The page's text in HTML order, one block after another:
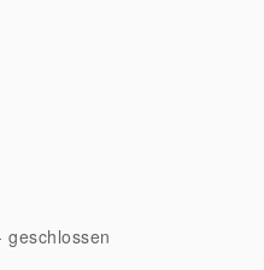
geschlossen